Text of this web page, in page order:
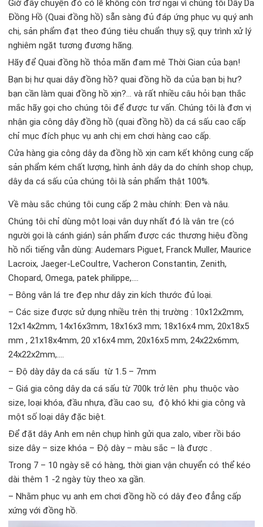
Giờ đây chuyện đó có lẽ không còn trở ngại vì chúng tôi Dây Da
Đồng Hồ (Quai đồng hồ) sẵn sàng đủ đáp ứng phục vụ quý anh
chị, sản phẩm đạt theo đúng tiêu chuẩn thụy sỹ, quy trình xử lý
nghiêm ngặt tương đương hãng.
Hãy để Quai đồng hồ thỏa mãn đam mê Thời Gian của bạn!
Bạn bị hư quai dây đồng hồ? quai đồng hồ da của bạn bị hư?
bạn cần làm quai đồng hồ xịn?… và rất nhiều câu hỏi bạn thắc
mắc hãy gọi cho chúng tôi để được tư vấn. Chúng tôi là đơn vị
nhận gia công dây đồng hồ (quai đồng hồ) da cá sấu cao cấp
chỉ mục đích phục vụ anh chị em chơi hàng cao cấp.
Cửa hàng gia công dây da đồng hồ xịn cam kết không cung cấp
sản phẩm kém chất lượng, hình ảnh dây da do chính shop chụp,
dây da cá sấu của chúng tôi là sản phẩm thật 100%.
Về màu sắc chúng tôi cung cấp 2 màu chính: Đen và nâu.
Chúng tôi chỉ dùng một loại vân duy nhất đó là vân tre (có
người gọi là cánh gián) sản phẩm được các thương hiệu đồng
hồ nổi tiếng vẫn dùng: Audemars Piguet, Franck Muller, Maurice
Lacroix, Jaeger-LeCoultre, Vacheron Constantin, Zenith,
Chopard, Omega, patek philippe,….
– Bông vân lá tre đẹp như dây zin kích thước đủ loại.
– Các size được sử dụng nhiều trên thị trường : 10x12x2mm,
12x14x2mm, 14x16x3mm, 18x16x3 mm; 18x16x4 mm, 20x18x5
mm , 21x18x4mm, 20 x16x4 mm, 20x16x5 mm, 24x22x6mm,
24x22x2mm,….
– Độ dày dây da cá sấu từ 1.5 – 7mm
– Giá gia công dây da cá sấu từ 700k trở lên phụ thuộc vào
size, loại khóa, đầu nhựa, đầu cao su, độ khó khi gia công và
một số loại dây đặc biệt.
Để đặt dây Anh em nên chụp hình gửi qua zalo, viber rồi báo
size dây – size khóa – Độ dày – màu sắc – là được .
Trong 7 – 10 ngày sẽ có hàng, thời gian vận chuyển có thể kéo
dài thêm 1 -2 ngày tùy theo xa gần.
– Nhằm phục vụ anh em chơi đồng hồ có dây đeo đẳng cấp
xứng với đồng hồ.